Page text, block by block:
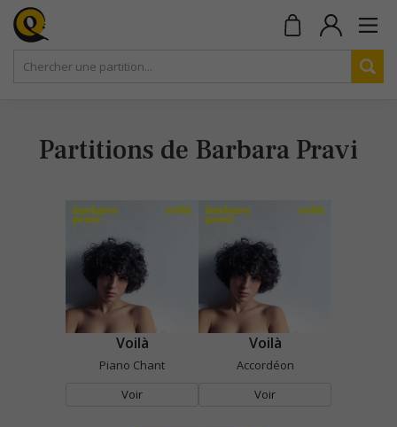
Partitions de Barbara Pravi
Voilà
Piano Chant
Voir
Voilà
Accordéon
Voir